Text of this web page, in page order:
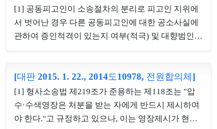
등 사유로 인하여 법정에서 진술할 수 없는 때에 예외
적으로 증거능력을 인정하는 규정인 형사소송법 제
314조가 적용되지 ...
된다. 따라서 당해 피고인과 공범관계에 있는 공동피
고인에 대해 검사 이외의 수사기관이 작성한 피의자
신문조서는 그 공동피고인의 법정진술에 의하여 성
다. 그리고 이러한 경우 그 공동피고인이 법정에서 경
찰수사 도중 피의자신문조서에 기재된 것과 같은 내
용으로 진술하였다는 취지로 증언하였다고 하더라
도, 이러한 증언은 원진술...
[1] 공동피고인이 소송절차의 분리로 피고인 지위에
서 벗어난 경우 다른 공동피고인에 대한 공소사실에
관하여 증인적격이 있는지 여부(적극) 및 대향범인
을 고지받지 못하여 증언거부권을 행사하는 데 사실
상 장애가 초래되었다고 볼 수 있는 경우, 위증죄의
성립 여부(소극)[3] 피고인들이 증·수뢰사건으로 기
소되어 공동피고인으로 함께 재판을 받으면서 서로
[대판 2015. 1. 22., 2014도10978, 전원합의체]
[1] 형사소송법 제219조가 준용하는 제118조는 "압
수·수색영장은 처분을 받는 자에게 반드시 제시하여
야 한다."고 규정하고 있으나, 이는 영장제시가 현실